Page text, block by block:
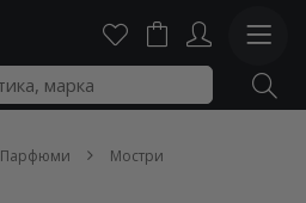
Парфюми Мостри